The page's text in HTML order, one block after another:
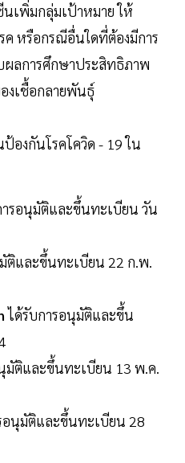
นเพิ่มกลุ่มเป้าหมาย ให้
หรือกรณีอื่นใดที่ต้องมีการ
ลการศึกษาประสิทธิภาพ
งเชื้อกลายพันธุ์
องกันโรคโควิด - 19 ใน
รอนุมัติและขึ้นทะเบียน วัน
ติและขึ้นทะเบียน 22 ก.พ.
ได้รับการอนุมัติและขึ้น
มัติและขึ้นทะเบียน 13 พ.ค.
อนุมัติและขึ้นทะเบียน 28